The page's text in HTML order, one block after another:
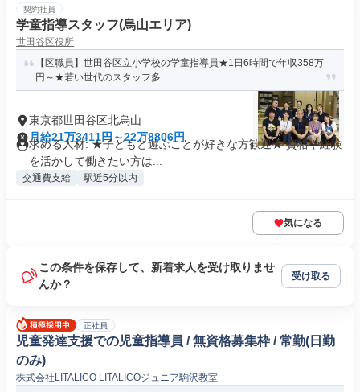
契約社員
学童指導スタッフ(烏山エリア)
世田谷区役所
【区職員】世田谷区立小学校の学童指導員★1日6時間で年収358万
円～★若い世代のスタッフ多...
東京都世田谷区北烏山
月給21万3411円～22万8806円
求める人材: ★子どもと遊ぶことが好きな方歓迎★ 資格や経験
を活かして働きたい方は...
交通費支給 駅近5分以内
気になる
この条件を保存して、新着求人を受け取りませ
んか？
受け取る
正社員
児童発達支援での児童指導員 / 無資格募集枠 / 常勤(日勤
のみ)
株式会社LITALICO LITALICOジュニア駒沢教室